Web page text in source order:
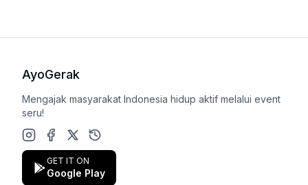
AyoGerak
Mengajak masyarakat Indonesia hidup aktif melalui event
seru!
Instagram
Facebook
X (Twitter)
Google Play Store
GET IT ON
Google Play